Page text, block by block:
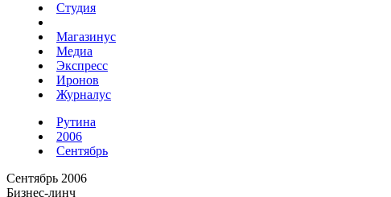
Студия
Магазинус
Медиа
Экспресс
Иронов
Журналус
Рутина
2006
Сентябрь
Сентябрь 2006
Бизнес-линч